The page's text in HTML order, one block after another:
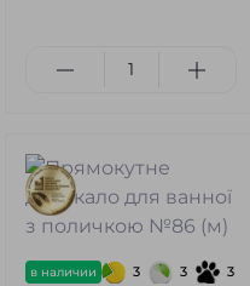
в наличии 3 3 3